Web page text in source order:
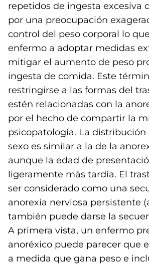
repetidos de ingesta excesiva
por una preocupación
control del peso corporal lo
enfermo a adoptar medidas
mitigar el aumento de peso
ingesta de comida. Este
restringirse a las formas del
estén relacionadas con la
por el hecho de compartir la
psicopatología. La distribución
sexo es similar a la de la
aunque la edad de
ligeramente más tardía. El
ser considerado como una
anorexia nerviosa persistente
también puede darse la
A primera vista, un enfermo
anoréxico puede parecer que
a medida que gana peso e